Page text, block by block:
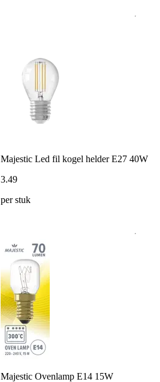
Majestic Led fil kogel helder E27 40W
3.49
per stuk
Majestic Ovenlamp E14 15W